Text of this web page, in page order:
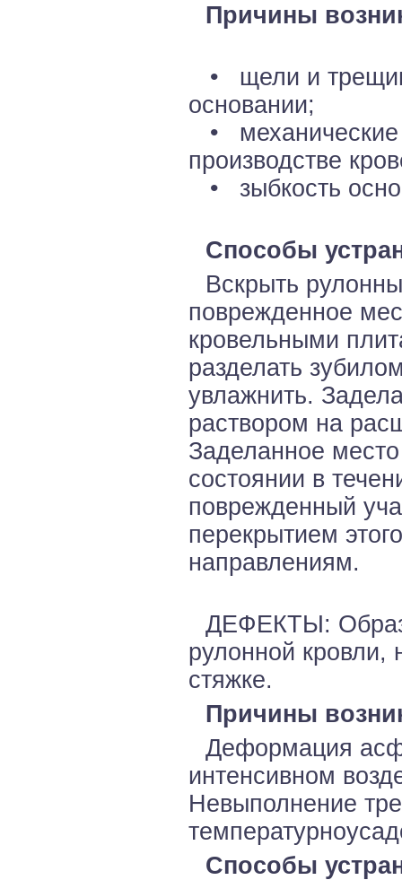
Причины
• щели и
основании;
• механические
производстве
• зыбкость
Способы
Вскрыть
поврежденное
кровельными
разделать
увлажнить.
раствором на
Заделанное
состоянии в
поврежденный
перекрытием
направлениям.
ДЕФЕКТЫ:
рулонной кровли,
стяжке.
Причины
Деформация
интенсивном
Невыполнение
Способы